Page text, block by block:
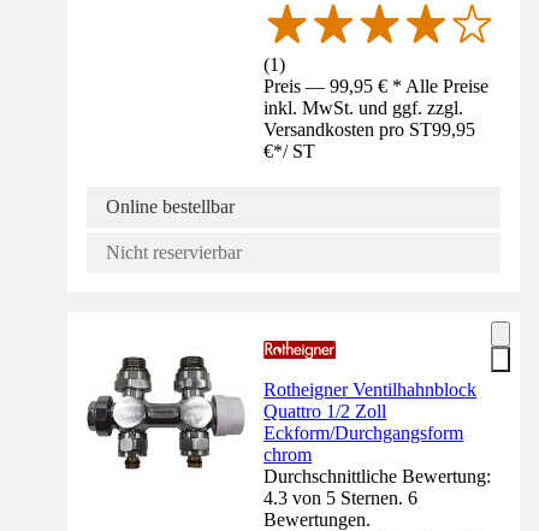
(1)
Preis — 99,95 € * Alle Preise
inkl. MwSt. und ggf. zzgl.
Versandkosten pro ST99,95
€*/ ST
Online bestellbar
Nicht reservierbar
Rotheigner Ventilhahnblock
Quattro 1/2 Zoll
Eckform/Durchgangsform
chrom
Durchschnittliche Bewertung:
4.3 von 5 Sternen. 6
Bewertungen.